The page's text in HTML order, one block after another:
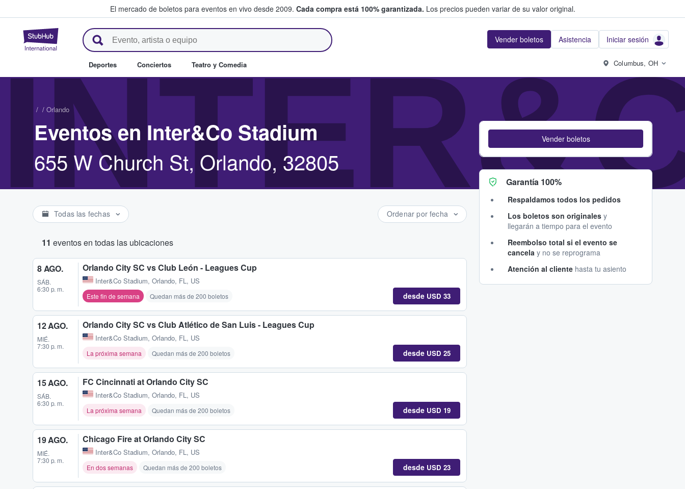
El mercado de boletos para eventos en vivo desde 2009. Cada compra está 100% garantizada. Los precios pueden variar de su valor original.
StubHub: donde los fans compran y venden boletos Vender boletos Asistencia Iniciar sesión
Deportes Conciertos Teatro y Comedia Columbus, OH
/ / Orlando
Eventos en Inter&Co Stadium
655 W Church St, Orlando, 32805
Todas las fechas Ordenar por fecha
11 eventos en todas las ubicaciones
8 AGO.
SÁB.
6:30 p. m.
Orlando City SC vs Club León - Leagues Cup
Inter&Co Stadium, Orlando, FL, US
Este fin de semana Quedan más de 200 boletos desde USD 33
12 AGO.
MIÉ.
7:30 p. m.
Orlando City SC vs Club Atlético de San Luis - Leagues Cup
Inter&Co Stadium, Orlando, FL, US
La próxima semana Quedan más de 200 boletos desde USD 25
15 AGO.
SÁB.
6:30 p. m.
FC Cincinnati at Orlando City SC
Inter&Co Stadium, Orlando, FL, US
La próxima semana Quedan más de 200 boletos desde USD 19
19 AGO.
MIÉ.
7:30 p. m.
Chicago Fire at Orlando City SC
Inter&Co Stadium, Orlando, FL, US
En dos semanas Quedan más de 200 boletos desde USD 23
Vender boletos
Garantía 100%
Respaldamos todos los pedidos
Los boletos son originales y
llegarán a tiempo para el evento
Reembolso total si el evento se
cancela y no se reprograma
Atención al cliente hasta tu asiento